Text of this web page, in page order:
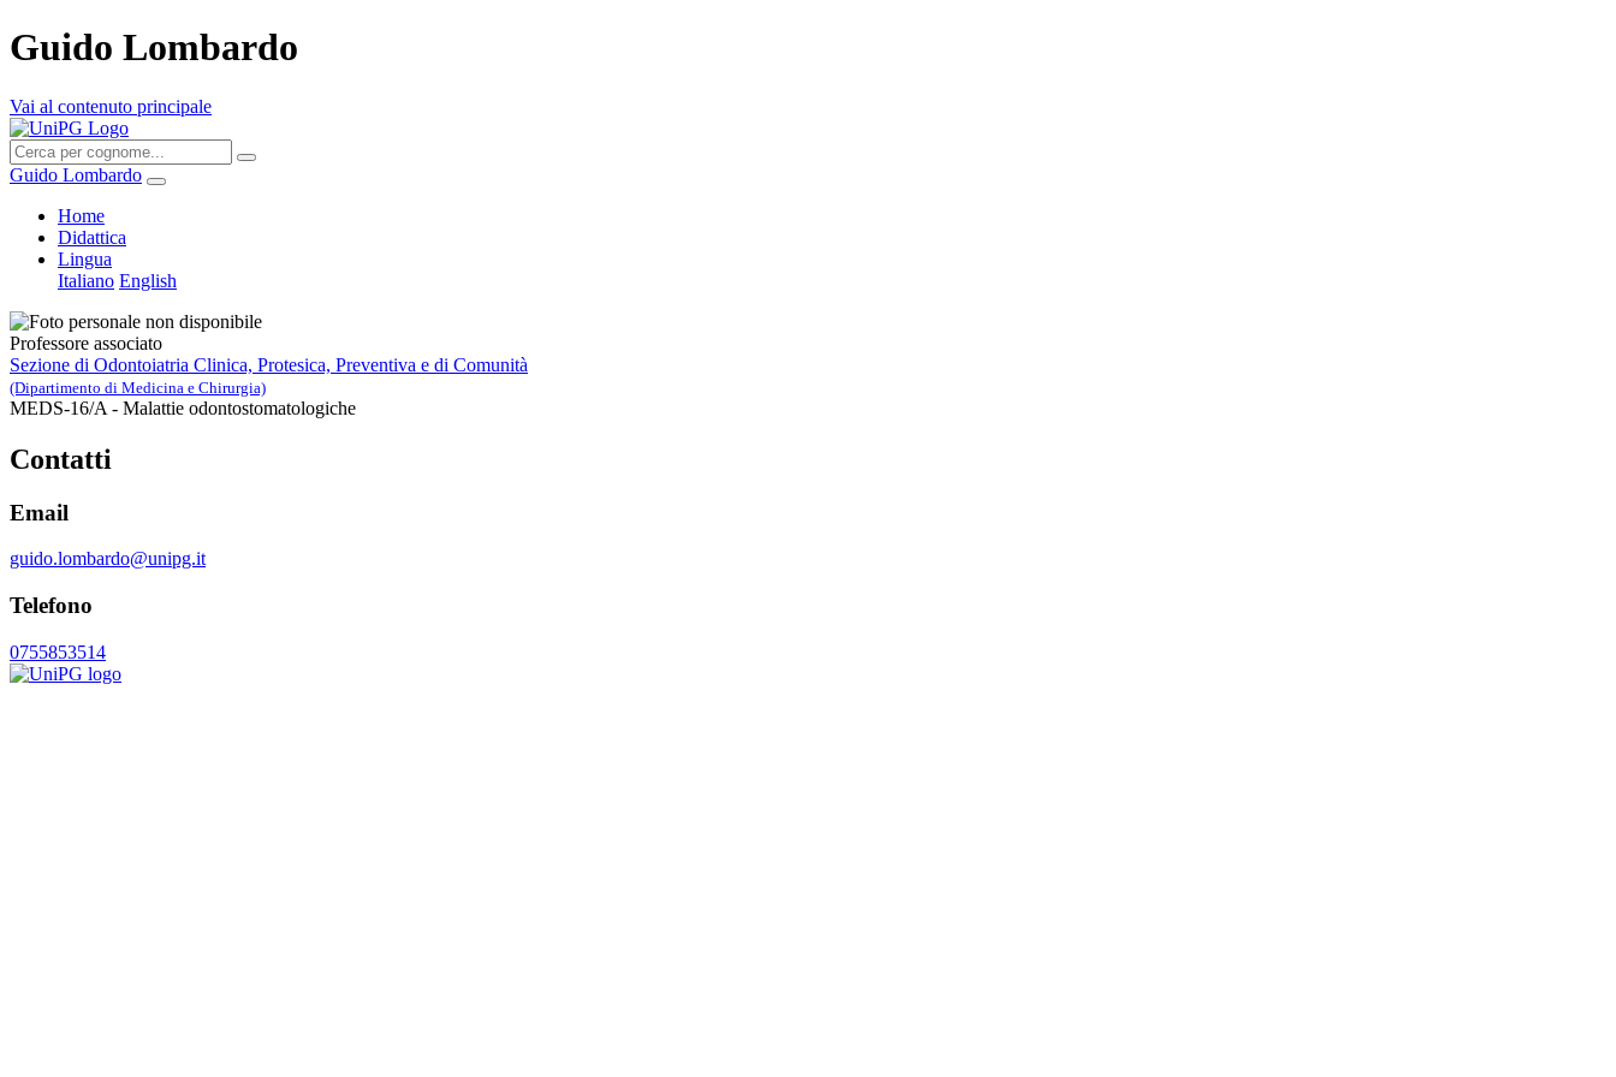
Guido Lombardo
Vai al contenuto principale
Guido Lombardo
Home
Didattica
Lingua
Italiano English
Professore associato
Sezione di Odontoiatria Clinica, Protesica, Preventiva e di Comunità
(Dipartimento di Medicina e Chirurgia)
MEDS-16/A - Malattie odontostomatologiche
Contatti
Email
guido.lombardo@unipg.it
Telefono
0755853514